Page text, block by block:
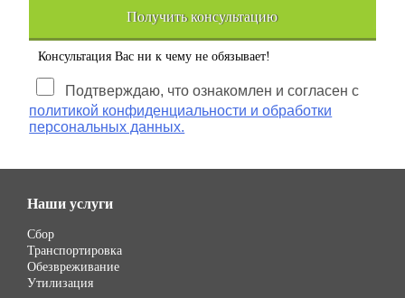
Получить консультацию
Консультация Вас ни к чему не обязывает!
Подтверждаю, что ознакомлен и согласен с
политикой конфиденциальности и обработки
персональных данных.
Наши услуги
Сбор
Транспортировка
Обезвреживание
Утилизация